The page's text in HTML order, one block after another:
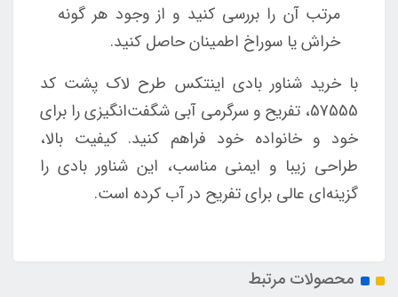
مرتب آن را بررسی کنید و از وجود هر گونه
خراش یا سوراخ اطمینان حاصل کنید.
با خرید شناور بادی اینتکس طرح لاک پشت کد
57555، تفریح و سرگرمی آبی شگفت‌انگیزی را برای
خود و خانواده خود فراهم کنید. کیفیت بالا،
طراحی زیبا و ایمنی مناسب، این شناور بادی را
گزینه‌ای عالی برای تفریح در آب کرده است.
محصولات مرتبط